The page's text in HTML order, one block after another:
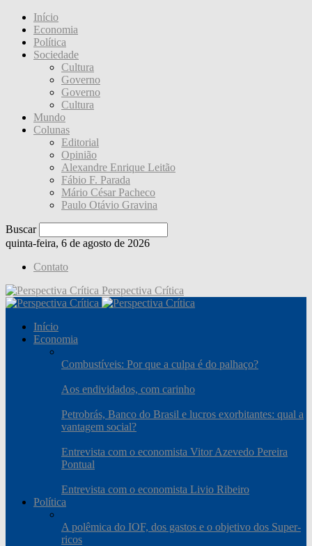
Início
Economia
Política
Sociedade
Cultura
Governo
Governo
Cultura
Mundo
Colunas
Editorial
Opinião
Alexandre Enrique Leitão
Fábio F. Parada
Mário César Pacheco
Paulo Otávio Gravina
Buscar
quinta-feira, 6 de agosto de 2026
Contato
Perspectiva Crítica
Início
Economia
Combustíveis: Por que a culpa é do palhaço?
Aos endividados, com carinho
Petrobrás, Banco do Brasil e lucros exorbitantes: qual a
vantagem social?
Entrevista com o economista Vitor Azevedo Pereira
Pontual
Entrevista com o economista Livio Ribeiro
Política
A polêmica do IOF, dos gastos e o objetivo dos Super-
ricos